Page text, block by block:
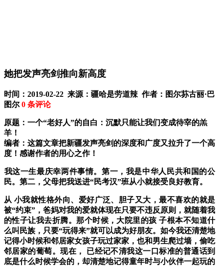
她把发声亮剑推向新高度
时间：2019-02-22 来源：疆哈是劳道辣 作者：图尔荪古丽·巴
图尔 0 条评论
原题：一个“老好人”的自白：沉默只能让我们变成待宰的羔
羊！
编者：这篇文章把新疆发声亮剑的深度和广度又拉升了一个高
度！感谢作者的用心之作！
​​我这一生最庆幸两件事情。第一，我是中华人民共和国的公
民。第二，父母把我送进“民考汉”班从小就接受良好教育。
从 小我就性格外向、爱好广泛、胆子又大，最不喜欢的就是
被“约束”，爸妈对我的爱就体现在只要不违反原则，就随着我
的性子让我去折腾。那个时候，大院里的孩 子根本不知道什
么叫民族，只要“玩得来”就可以成为好朋友。如今我还清楚地
记得小时候和邻居家女孩子玩过家家，也和男生爬过墙，偷吃
邻居家的葡萄。现在， 已经记不清我这一口标准的普通话到
底是什么时候学会的，却清楚地记得童年时与小伙伴一起玩的